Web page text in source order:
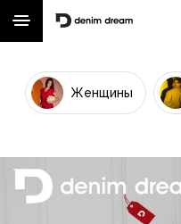
Женщины